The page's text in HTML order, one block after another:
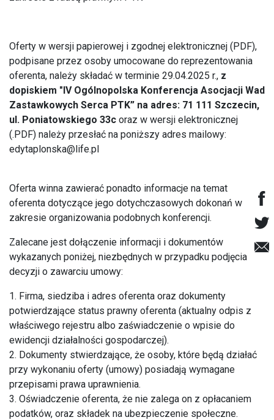
Oferty w wersji papierowej i zgodnej elektronicznej (PDF),
podpisane przez osoby umocowane do reprezentowania
oferenta, należy składać w terminie 29.04.2025 r., z
dopiskiem "IV Ogólnopolska Konferencja Asocjacji Wad
Zastawkowych Serca PTK” na adres: 71 111 Szczecin,
ul. Poniatowskiego 33c oraz w wersji elektronicznej
(.PDF) należy przesłać na poniższy adres mailowy:
edytaplonska@life.pl
Oferta winna zawierać ponadto informacje na temat
oferenta dotyczące jego dotychczasowych dokonań w
zakresie organizowania podobnych konferencji.
Zalecane jest dołączenie informacji i dokumentów
wykazanych poniżej, niezbędnych w przypadku podjęcia
decyzji o zawarciu umowy:
1. Firma, siedziba i adres oferenta oraz dokumenty
potwierdzające status prawny oferenta (aktualny odpis z
właściwego rejestru albo zaświadczenie o wpisie do
ewidencji działalności gospodarczej).
2. Dokumenty stwierdzające, że osoby, które będą działać
przy wykonaniu oferty (umowy) posiadają wymagane
przepisami prawa uprawnienia.
3. Oświadczenie oferenta, że nie zalega on z opłacaniem
podatków, oraz składek na ubezpieczenie społeczne.